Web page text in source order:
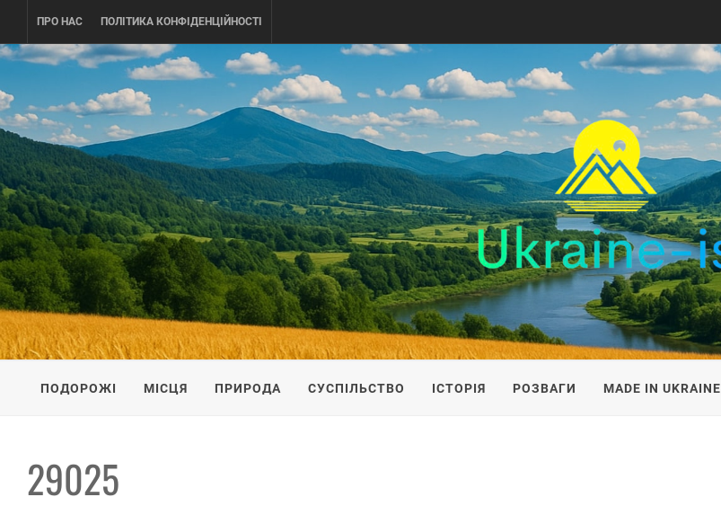
content
ПРО НАС ПОЛІТИКА КОНФІДЕНЦІЙНОСТІ
UKRAINE-IS
ПОДОРОЖI ПО УКРАЇНІ
ПОДОРОЖІ МІСЦЯ ПРИРОДА СУСПІЛЬСТВО ІСТОРІЯ РОЗВАГИ MADE IN UKRAINE
29025